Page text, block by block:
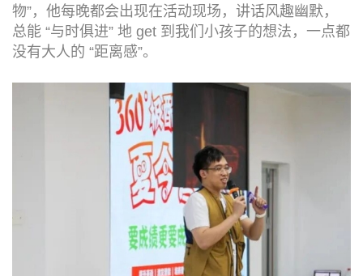
物”，他每晚都会出现在活动现场，讲话风趣幽默，
总能 “与时俱进” 地 get 到我们小孩子的想法，一点都
没有大人的 “距离感”。